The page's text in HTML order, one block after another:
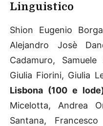
Linguistico
Shion Eugenio
Alejandro Josè
Cadamuro,
Giulia Fiorini, Giulia
Lisbona (100 e
Micelotta, Andrea
Santana,